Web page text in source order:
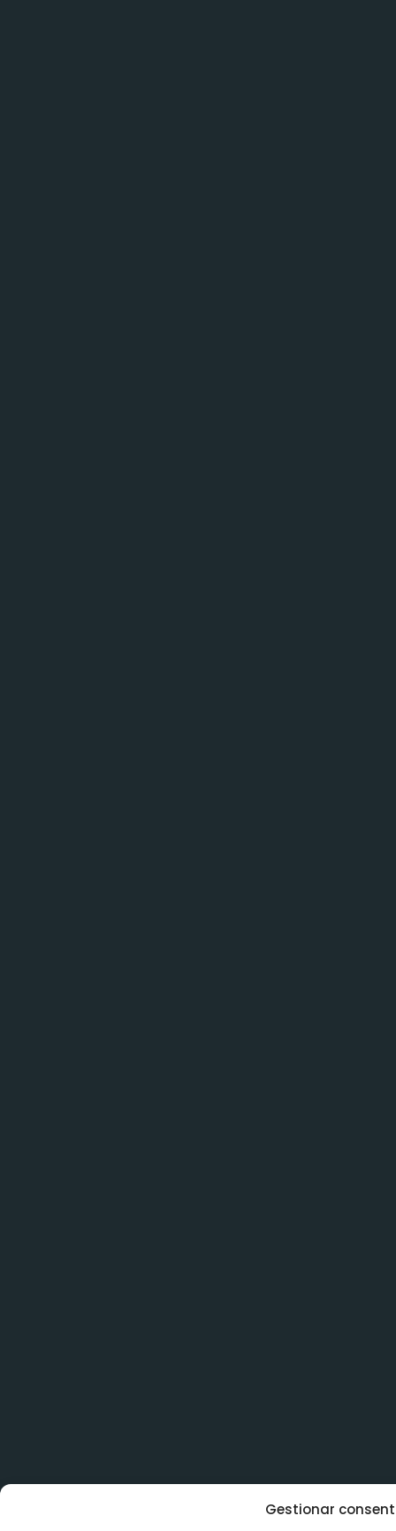
Gestionar